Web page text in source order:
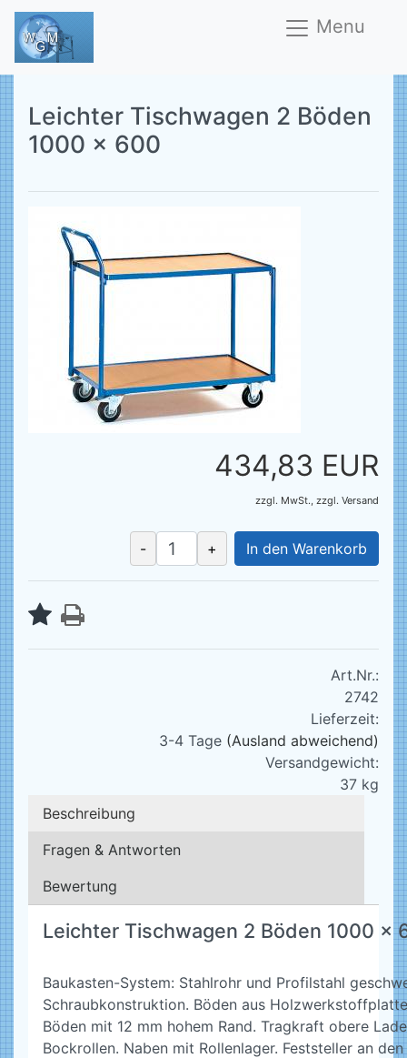
Menu
Leichter Tischwagen 2 Böden
1000 x 600
434,83 EUR
zzgl. MwSt., zzgl. Versand
- + In den Warenkorb
Art.Nr.:
2742
Lieferzeit:
3-4 Tage (Ausland abweichend)
Versandgewicht:
37 kg
Beschreibung
Fragen & Antworten
Bewertung
Leichter Tischwagen 2 Böden 1000 x
Baukasten-System: Stahlrohr und Profilstahl
Schraubkonstruktion. Böden aus
Böden mit 12 mm hohem Rand. Tragkraft obere
Bockrollen. Naben mit Rollenlager. Feststeller an